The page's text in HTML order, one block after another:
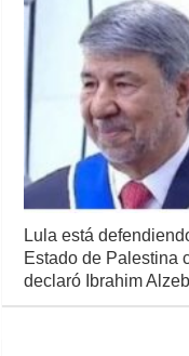
Lula está
Estado de Palestina
declaró Ibrahim